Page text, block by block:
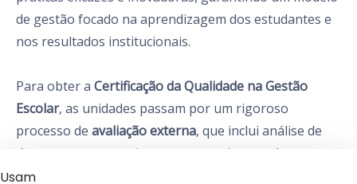
de gestão focado na aprendizagem dos estudantes e
nos resultados institucionais.
Para obter a Certificação da Qualidade na Gestão
Escolar, as unidades passam por um rigoroso
processo de avaliação externa, que inclui análise de
documentos, entrevistas com a equipe escolar e a
observação das práticas de gestão.
Usam